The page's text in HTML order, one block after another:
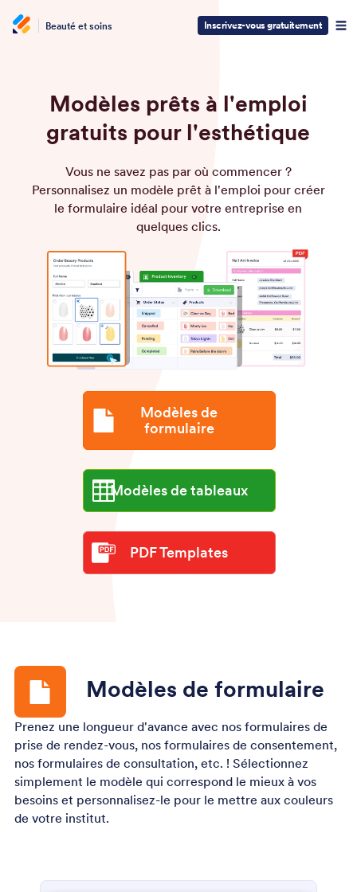
Beauté et soins Inscrivez-vous gratuitement
Modèles de
formulaire
Modèles de tableaux
PDF Templates
Modèles prêts à l'emploi
gratuits pour l'esthétique
Vous ne savez pas par où commencer ?
Personnalisez un modèle prêt à l'emploi pour créer
le formulaire idéal pour votre entreprise en
quelques clics.
Modèles de formulaire
Prenez une longueur d'avance avec nos formulaires de
prise de rendez-vous, nos formulaires de consentement,
nos formulaires de consultation, etc. ! Sélectionnez
simplement le modèle qui correspond le mieux à vos
besoins et personnalisez-le pour le mettre aux couleurs
de votre institut.